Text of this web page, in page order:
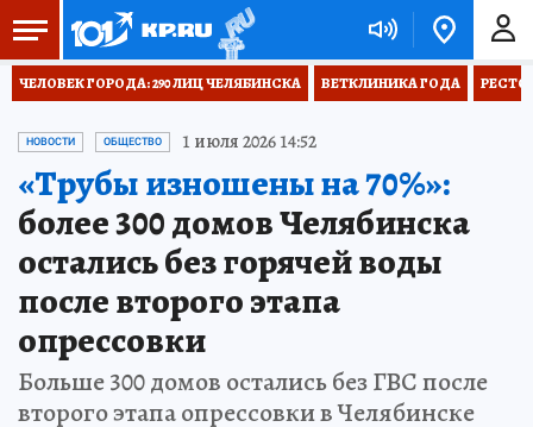
ЧЕЛОВЕК ГОРОДА: 290 ЛИЦ ЧЕЛЯБИНСКА ВЕТКЛИНИКА ГОДА
НОВОСТИ ОБЩЕСТВО 1 июля 2026 14:52
«Трубы изношены на 70%»:
более 300 домов Челябинска
остались без горячей воды
после второго этапа
опрессовки
Больше 300 домов остались без ГВС после
второго этапа опрессовки в Челябинске